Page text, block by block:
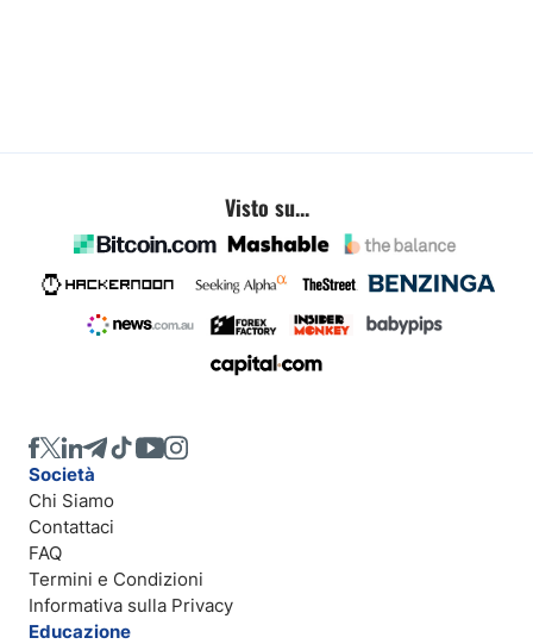
Visto su...
Società
Chi Siamo
Contattaci
FAQ
Termini e Condizioni
Informativa sulla Privacy
Educazione